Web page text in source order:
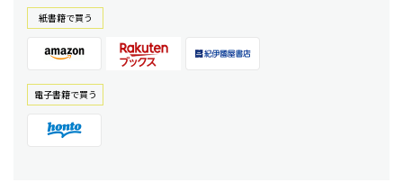
紙書籍で買う
電⼦書籍で買う